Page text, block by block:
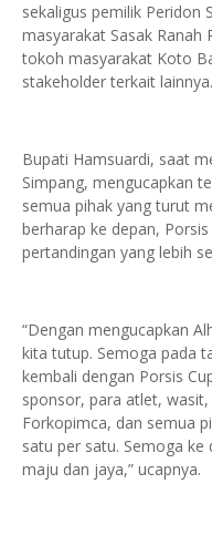
sekaligus pemilik Peridon
masyarakat Sasak Ranah
tokoh masyarakat Koto
stakeholder terkait lainnya.
Bupati Hamsuardi, saat
Simpang, mengucapkan
semua pihak yang turut
berharap ke depan,
pertandingan yang lebih
“Dengan mengucapkan
kita tutup. Semoga pada
kembali dengan Porsis
sponsor, para atlet,
Forkopimca, dan semua
satu per satu. Semoga ke
maju dan jaya,” ucapnya.